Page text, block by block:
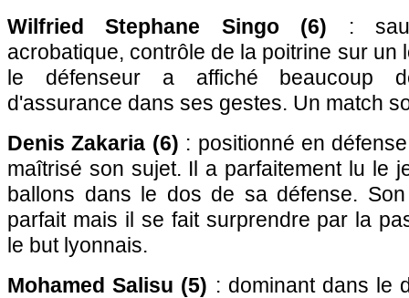
Wilfried Stephane Singo (6) :
acrobatique, contrôle de la poitrine sur
le défenseur a affiché beaucoup
d'assurance dans ses gestes. Un match
Denis Zakaria (6) : positionné en
maîtrisé son sujet. Il a parfaitement lu le
ballons dans le dos de sa défense.
parfait mais il se fait surprendre par la
le but lyonnais.
Mohamed Salisu (5) : dominant dans le